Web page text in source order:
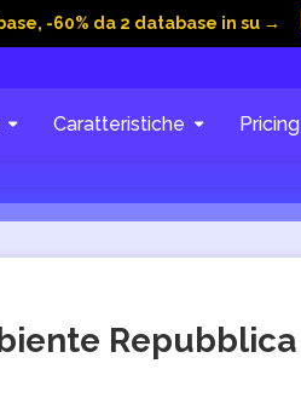
-60% da 2 database in su →
Caratteristiche Pricing
Repubblica